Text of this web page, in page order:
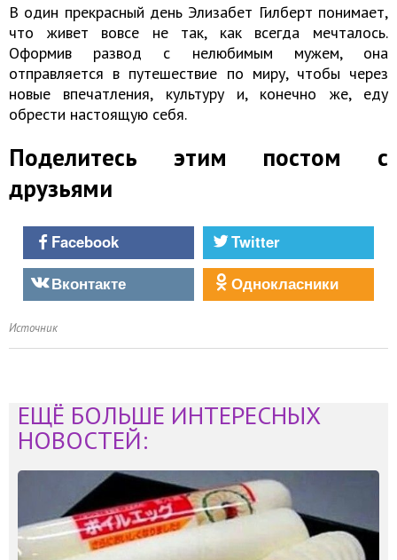
В один прекрасный день Элизабет Гилберт понимает,
что живет вовсе не так, как всегда мечталось.
Оформив развод с нелюбимым мужем, она
отправляется в путешествие по миру, чтобы через
новые впечатления, культуру и, конечно же, еду
обрести настоящую себя.
Поделитесь этим постом с
друзьями
Facebook
Twitter
Вконтакте
Однокласники
Источник
ЕЩЁ БОЛЬШЕ ИНТЕРЕСНЫХ
НОВОСТЕЙ: